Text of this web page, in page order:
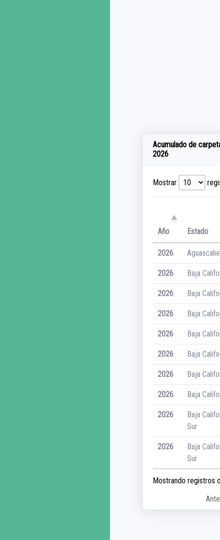
Acumulado de
2026
Mostrar
Año Estado
2026
2026 Baja
2026 Baja
2026 Baja
2026 Baja
2026 Baja
2026 Baja
2026 Baja
2026
Baja
Sur
2026
Baja
Sur
Mostrando registros